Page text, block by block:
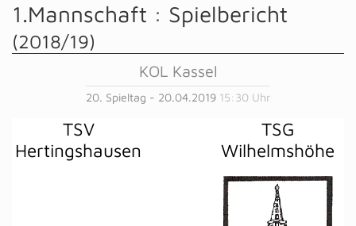
1.Mannschaft : Spielbericht
(2018/19)
KOL Kassel
20. Spieltag - 20.04.2019 15:30 Uhr
TSV
Hertingshausen
TSG
Wilhelmshöhe